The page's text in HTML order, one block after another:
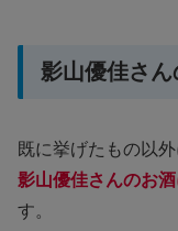
影山優佳さ
既に挙げたもの以外
影山優佳さんのお
す。